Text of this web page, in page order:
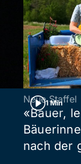
1 Min
Neue Staffel
«Bauer,
nach der